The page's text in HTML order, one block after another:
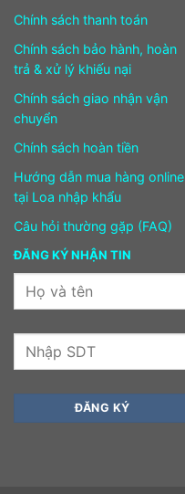
Chính sách thanh toán
Chính sách bảo hành, hoàn
trả & xử lý khiếu nại
Chính sách giao nhận vận
chuyển
Chính sách hoàn tiền
Hướng dẫn mua hàng online
tại Loa nhập khẩu
Câu hỏi thường gặp (FAQ)
ĐĂNG KÝ NHẬN TIN